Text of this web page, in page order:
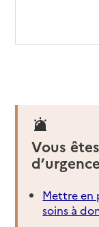
Vous
Mettre en
soins à